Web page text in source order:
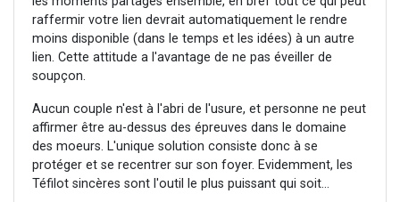
raffermir votre lien devrait automatiquement le rendre
moins disponible (dans le temps et les idées) à un autre
lien. Cette attitude a l'avantage de ne pas éveiller de
soupçon.
Aucun couple n'est à l'abri de l'usure, et personne ne peut
affirmer être au-dessus des épreuves dans le domaine
des moeurs. L'unique solution consiste donc à se
protéger et se recentrer sur son foyer. Evidemment, les
Téfilot sincères sont l'outil le plus puissant qui soit...